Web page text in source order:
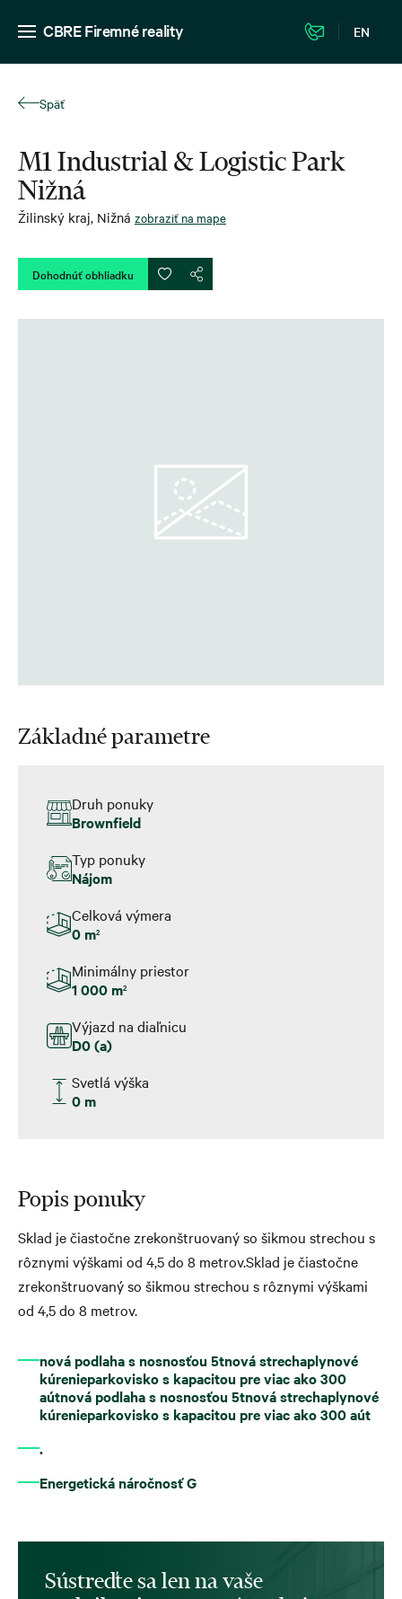
CBRE Firemné reality EN
Späť
M1 Industrial & Logistic Park
Nižná
Žilinský kraj, Nižná zobraziť na mape
Dohodnúť obhliadku
Základné parametre
Druh ponuky
Brownfield
Typ ponuky
Nájom
Celková výmera
0 m2
Minimálny priestor
1 000 m2
Výjazd na diaľnicu
D0 (a)
Svetlá výška
0 m
Popis ponuky
Sklad je čiastočne zrekonštruovaný so šikmou strechou s
rôznymi výškami od 4,5 do 8 metrov.Sklad je čiastočne
zrekonštruovaný so šikmou strechou s rôznymi výškami
od 4,5 do 8 metrov.
nová podlaha s nosnosťou 5tnová strechaplynové
kúrenieparkovisko s kapacitou pre viac ako 300
aútnová podlaha s nosnosťou 5tnová strechaplynové
kúrenieparkovisko s kapacitou pre viac ako 300 aút
.
Energetická náročnosť G
Sústreďte sa len na vaše